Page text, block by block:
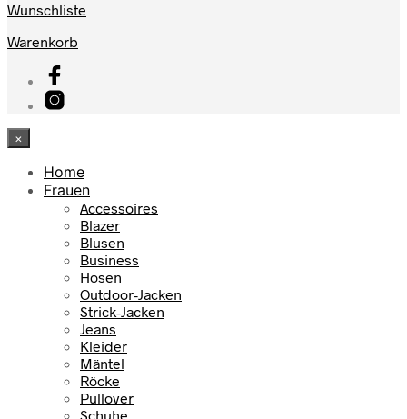
Wunschliste
Warenkorb
×
Home
Frauen
Accessoires
Blazer
Blusen
Business
Hosen
Outdoor-Jacken
Strick-Jacken
Jeans
Kleider
Mäntel
Röcke
Pullover
Schuhe